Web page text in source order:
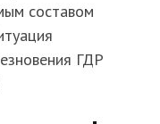
составом
ГДР